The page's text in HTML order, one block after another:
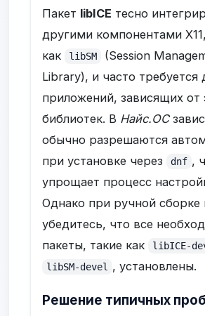
Пакет libICE тесно
другими компонентами
как
libSM
(Session
Library), и часто требуется
приложений, зависящих от
библиотек. В Найс.ОС
обычно разрешаются
при установке через
dnf ,
упрощает процесс
Однако при ручной
убедитесь, что все
пакеты, такие как
libICE-
libSM-devel , установлены.
Решение типичных